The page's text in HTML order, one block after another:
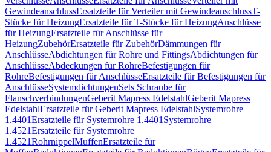
GewindeanschlussErsatzteile für Verteiler mit GewindeanschlussT-
Stücke für HeizungErsatzteile für T-Stücke für HeizungAnschlüsse
für HeizungErsatzteile für Anschlüsse für
HeizungZubehörErsatzteile für ZubehörDämmungen für
AnschlüsseAbdichtungen für Rohre und FittingsAbdichtungen für
AnschlüsseAbdeckungen für RohreBefestigungen für
RohreBefestigungen für AnschlüsseErsatzteile für Befestigungen für
AnschlüsseSystemdichtungenSets Schraube für
FlanschverbindungenGeberit Mapress EdelstahlGeberit Mapress
EdelstahlErsatzteile für Geberit Mapress EdelstahlSystemrohre
1.4401Ersatzteile für Systemrohre 1.4401 Systemrohre
1.4521Ersatzteile für Systemrohre
1.4521RohrnippelMuffenErsatzteile für